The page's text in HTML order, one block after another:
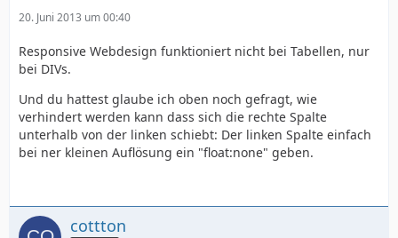
20. Juni 2013 um 00:40
Responsive Webdesign funktioniert nicht bei Tabellen, nur
bei DIVs.
Und du hattest glaube ich oben noch gefragt, wie
verhindert werden kann dass sich die rechte Spalte
unterhalb von der linken schiebt: Der linken Spalte einfach
bei ner kleinen Auflösung ein "float:none" geben.
cottton